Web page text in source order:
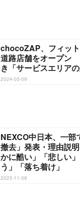
chocoZAP、フィッ
道路店舗をオープン
き「サービスエリア
2024-05-09
NEXCO中日本、一部
撤去」発表・理由説
かに酷い」「悲しい
う」「落ち着け」
2025-11-08